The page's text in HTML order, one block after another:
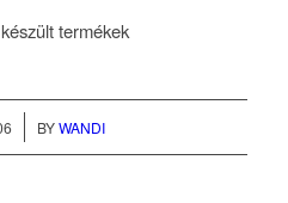
termékek
BYWANDI